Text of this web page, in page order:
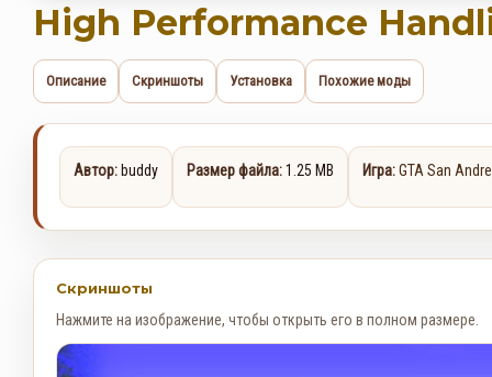
High Performance
Описание Скриншоты Установка Похожие моды
Автор: buddy Размер файла:1.25 MB Игра:GTA San
Скриншоты
Нажмите на изображение, чтобы открыть его в полном размере.